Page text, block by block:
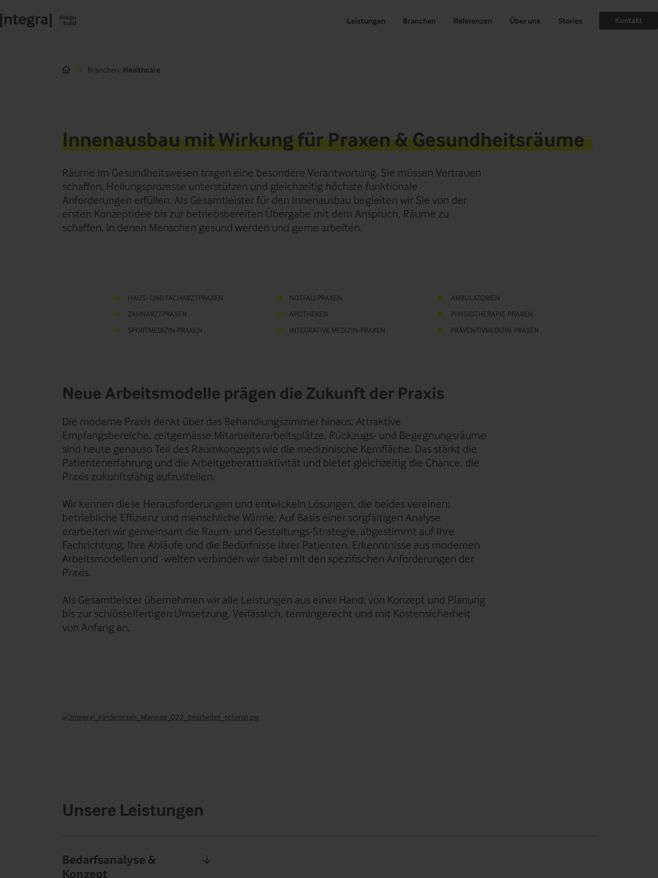
Leistungen Branchen Referenzen Über uns Stories Kontakt
Branchen Healthcare
Innenausbau mit Wirkung für Praxen & Gesundheitsräume
Räume im Gesundheitswesen tragen eine besondere Verantwortung. Sie müssen Vertrauen
schaffen, Heilungsprozesse unterstützen und gleichzeitig höchste funktionale
Anforderungen erfüllen. Als Gesamtleister für den Innenausbau begleiten wir Sie von der
ersten Konzeptidee bis zur betriebsbereiten Übergabe mit dem Anspruch, Räume zu
schaffen, in denen Menschen gesund werden und gerne arbeiten.
HAUS- UND FACHARZTPRAXEN NOTFALLPRAXEN
AMBULATORIEN
ZAHNARZTPRAXEN
APOTHEKEN
PHYSIOTHERAPIE-PRAXEN
SPORTMEDIZIN-PRAXEN
INTEGRATIVE MEDIZIN-PRAXEN PRÄVENTIVMEDIZIN-PRAXEN
Neue Arbeitsmodelle prägen die Zukunft der Praxis
Die moderne Praxis denkt über das Behandlungszimmer hinaus: Attraktive
Empfangsbereiche, zeitgemässe Mitarbeiterarbeitsplätze, Rückzugs- und Begegnungsräume
sind heute genauso Teil des Raumkonzepts wie die medizinische Kernfläche. Das stärkt die
Patientenerfahrung und die Arbeitgeberattraktivität und bietet gleichzeitig die Chance, die
Praxis zukunftsfähig aufzustellen.
Wir kennen diese Herausforderungen und entwickeln Lösungen, die beides vereinen:
betriebliche Effizienz und menschliche Wärme. Auf Basis einer sorgfältigen Analyse
erarbeiten wir gemeinsam die Raum- und Gestaltungs-Strategie, abgestimmt auf Ihre
Fachrichtung, Ihre Abläufe und die Bedürfnisse Ihrer Patienten. Erkenntnisse aus modernen
Arbeitsmodellen und -welten verbinden wir dabei mit den spezifischen Anforderungen der
Praxis.
Als Gesamtleister übernehmen wir alle Leistungen aus einer Hand: von Konzept und Planung
bis zur schlüsselfertigen Umsetzung. Verlässlich, termingerecht und mit Kostensicherheit
von Anfang an.
Unsere Leistungen
Bedarfsanalyse &
Konzept